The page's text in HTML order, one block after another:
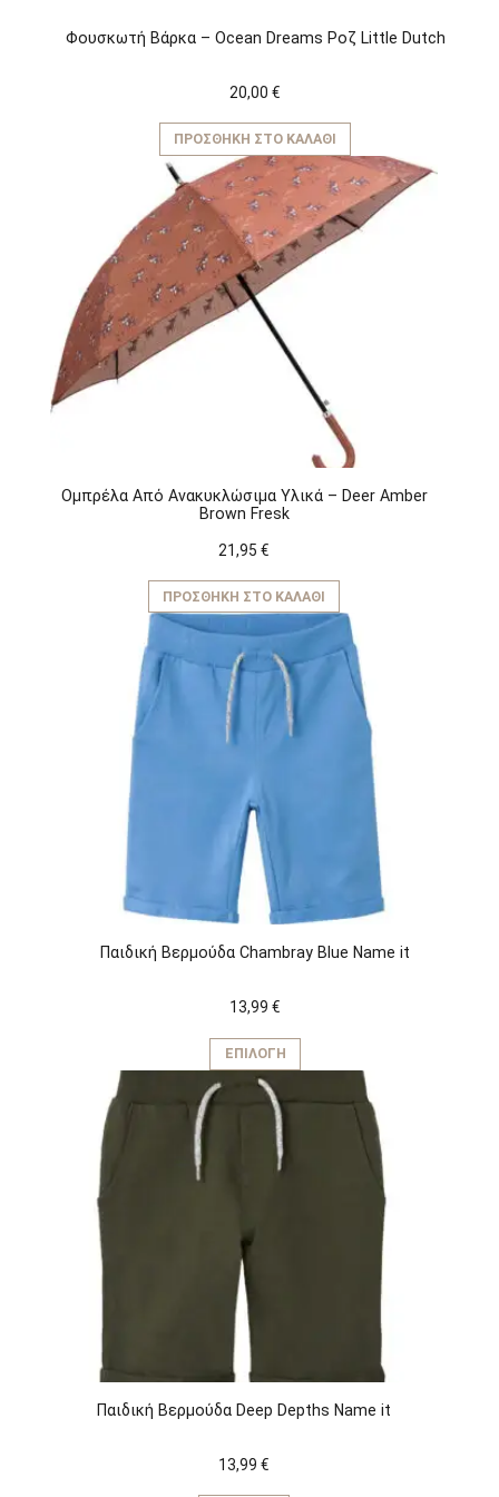
Φουσκωτή Βάρκα – Ocean Dreams Ροζ Little Dutch
20,00 €
ΠΡΟΣΘΉΚΗ ΣΤΟ ΚΑΛΆΘΙ
Ομπρέλα Aπό Aνακυκλώσιμα Yλικά – Deer Amber
Brown Fresk
21,95 €
ΠΡΟΣΘΉΚΗ ΣΤΟ ΚΑΛΆΘΙ
Παιδική Βερμούδα Chambray Blue Name it
13,99 €
ΕΠΙΛΟΓΉ
Αυτό
προϊόν
πολλαπλές
παραλλαγές.
επιλεγούν
προϊόντος
Παιδική Βερμούδα Deep Depths Name it
13,99 €
Αυτό